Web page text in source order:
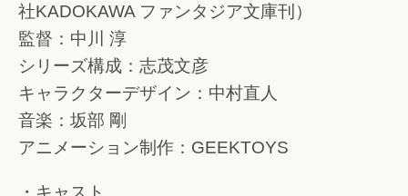
社KADOKAWA ファンタジア文庫刊）
監督：中川 淳
シリーズ構成：志茂文彦
キャラクターデザイン：中村直人
音楽：坂部 剛
アニメーション制作：GEEKTOYS
・キャスト